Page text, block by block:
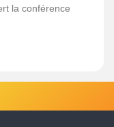
la conférence